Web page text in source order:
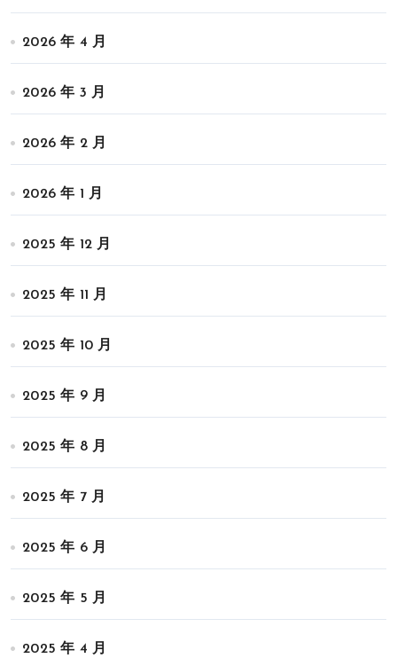
2026 年 4 月
2026 年 3 月
2026 年 2 月
2026 年 1 月
2025 年 12 月
2025 年 11 月
2025 年 10 月
2025 年 9 月
2025 年 8 月
2025 年 7 月
2025 年 6 月
2025 年 5 月
2025 年 4 月